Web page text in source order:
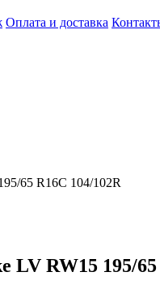
Оплата и доставка
65 R16С 104/102R
RW15 195/65